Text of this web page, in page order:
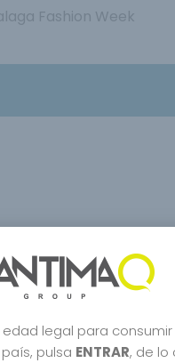
Fashion Week
legal para
pulsa ENTRAR, de lo